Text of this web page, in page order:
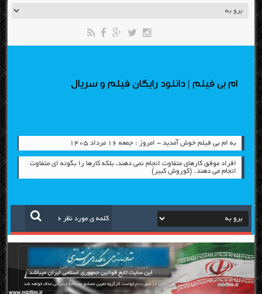
ام بی فیلم | دانلود رایگان فیلم و سریال
به ام بی فیلم خوش آمدید - امروز : جمعه ۱۶ مرداد ۱۴۰۵
افراد موفق کارهای متفاوت انجام نمی دهند، بلکه کارها را بگونه ای متفاوت
انجام می دهند. (کوروش کبیر)